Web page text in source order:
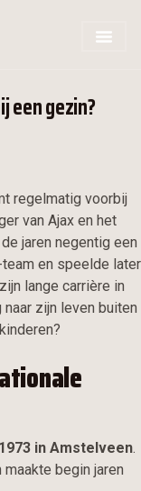
een gezin?
regelmatig voorbij
van Ajax en het
jaren negentig een
en speelde later
lange carrière in
zijn leven buiten
in Amstelveen.
maakte begin jaren